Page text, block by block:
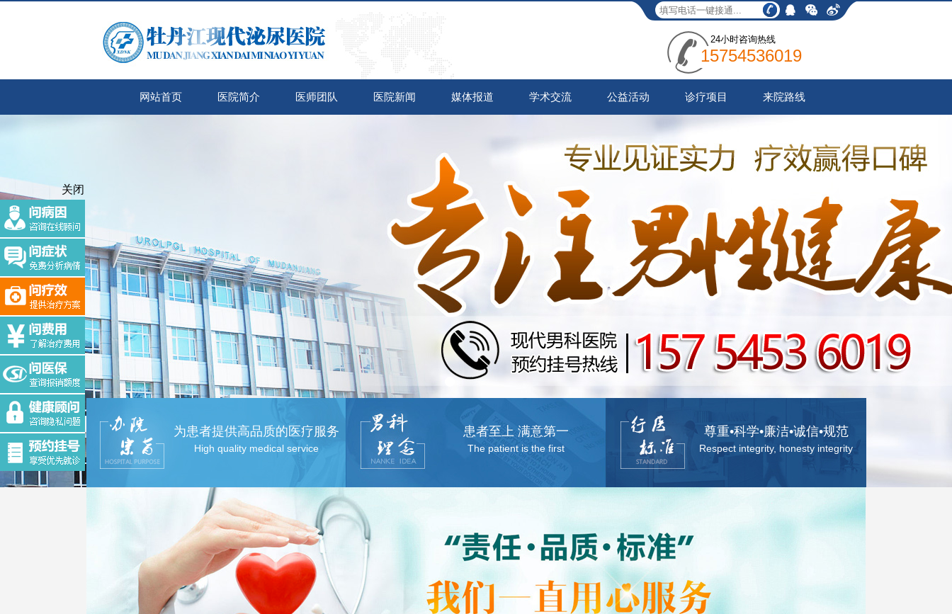
24小时咨询热线
15754536019
网站首页 医院简介 医师团队 医院新闻 媒体报道 学术交流 公益活动 诊疗项目 来院路线
为患者提供高品质的医疗服务
High quality medical service
患者至上 满意第一
The patient is the first
尊重•科学•廉洁•诚信•规范
Respect integrity, honesty integrity
关闭